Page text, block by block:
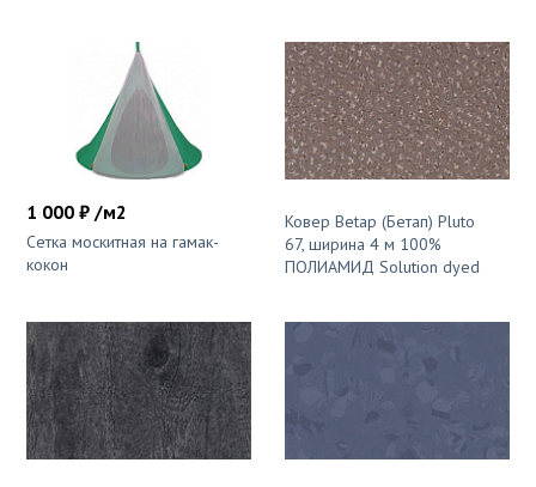
1 000 ₽ /м2
Сетка москитная на гамак-
кокон
Ковер Betap (Бетап) Pluto
67, ширина 4 м 100%
ПОЛИАМИД Solution dyed